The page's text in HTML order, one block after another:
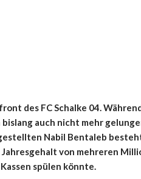
des FC Schalke 04.
auch nicht mehr
Nabil Bentaleb
von mehreren
spülen könnte.